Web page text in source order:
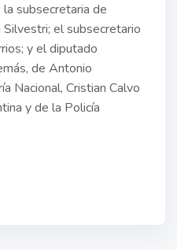
subsecretaria de
Silvestri; el subsecretario
y el diputado
de Antonio
Nacional, Cristian Calvo
y de la Policía